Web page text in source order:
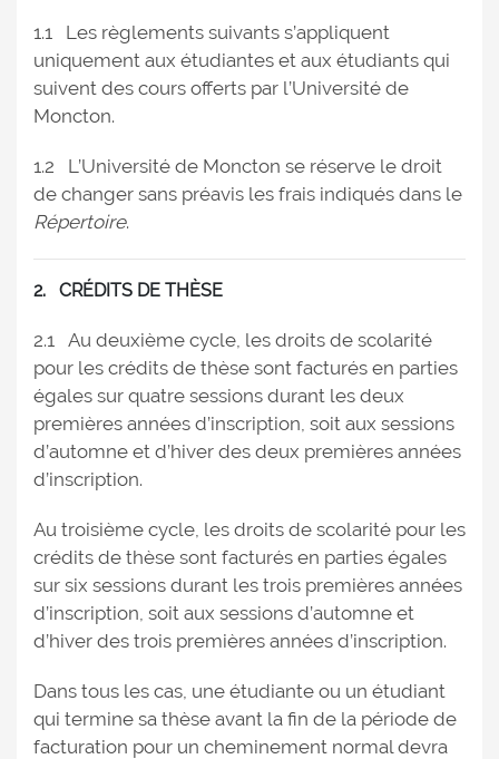
1.1 Les règlements suivants s’appliquent
uniquement aux étudiantes et aux étudiants qui
suivent des cours offerts par l’Université de
Moncton.
1.2 L’Université de Moncton se réserve le droit
de changer sans préavis les frais indiqués dans le
Répertoire.
2. CRÉDITS DE THÈSE
2.1 Au deuxième cycle, les droits de scolarité
pour les crédits de thèse sont facturés en parties
égales sur quatre sessions durant les deux
premières années d’inscription, soit aux sessions
d’automne et d’hiver des deux premières années
d’inscription.
Au troisième cycle, les droits de scolarité pour les
crédits de thèse sont facturés en parties égales
sur six sessions durant les trois premières années
d’inscription, soit aux sessions d’automne et
d’hiver des trois premières années d’inscription.
Dans tous les cas, une étudiante ou un étudiant
qui termine sa thèse avant la fin de la période de
facturation pour un cheminement normal devra